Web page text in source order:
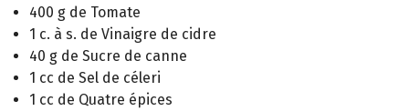
400 g de Tomate
1 c. à s. de Vinaigre de cidre
40 g de Sucre de canne
1 cc de Sel de céleri
1 cc de Quatre épices